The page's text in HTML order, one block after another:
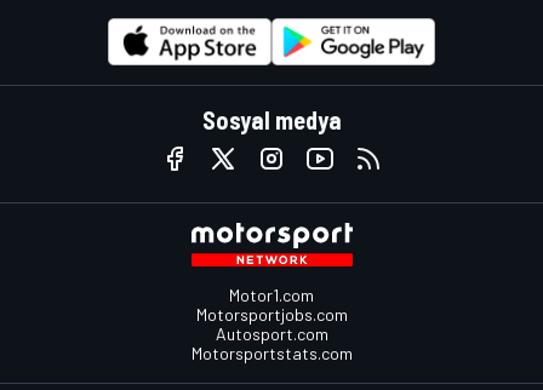
Sosyal medya
Motor1.com
Motorsportjobs.com
Autosport.com
Motorsportstats.com